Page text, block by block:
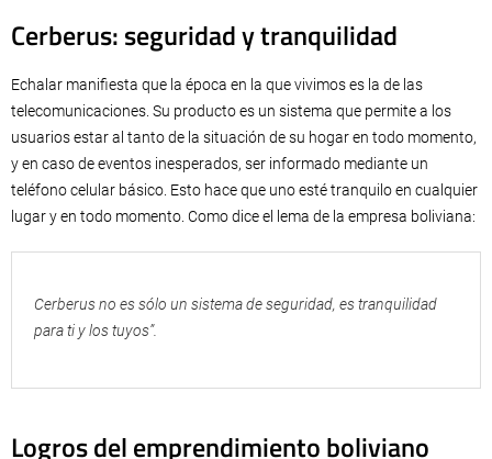
Cerberus: seguridad y tranquilidad
Echalar manifiesta que la época en la que vivimos es la de las
telecomunicaciones. Su producto es un sistema que permite a los
usuarios estar al tanto de la situación de su hogar en todo momento,
y en caso de eventos inesperados, ser informado mediante un
teléfono celular básico. Esto hace que uno esté tranquilo en cualquier
lugar y en todo momento. Como dice el lema de la empresa boliviana:
Cerberus no es sólo un sistema de seguridad, es tranquilidad
para ti y los tuyos”.
Logros del emprendimiento boliviano